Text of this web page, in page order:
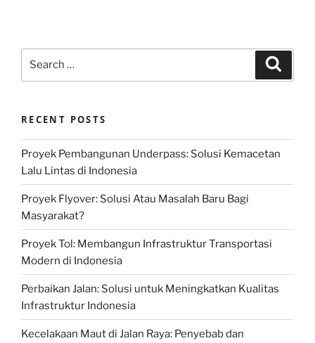
RECENT POSTS
Proyek Pembangunan Underpass: Solusi Kemacetan
Lalu Lintas di Indonesia
Proyek Flyover: Solusi Atau Masalah Baru Bagi
Masyarakat?
Proyek Tol: Membangun Infrastruktur Transportasi
Modern di Indonesia
Perbaikan Jalan: Solusi untuk Meningkatkan Kualitas
Infrastruktur Indonesia
Kecelakaan Maut di Jalan Raya: Penyebab dan